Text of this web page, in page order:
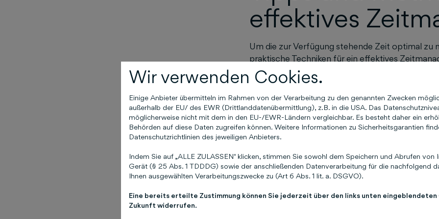
effektives
Um die zur Verfügung stehende Zeit optimal zu
praktische Techniken für ein effektives
kombinierten Tipps und Methoden in den
das persönliche Zeitmanagement verbessern
der Methoden am besten zum eigenen
Experimentieren heraus.
Priorisierung und
Hierfür setzt man auf die sogenannte
Zeitmanagement-Methode, ein. Diese
die Aufgaben werden nach Dringlichkeit und
Wir verwenden Cookies.
Einige Anbieter übermitteln im Rahmen von der Verarbeitung zu den genannten Zwecken
außerhalb der EU/ des EWR (Drittlanddatenübermittlung), z.B. in die USA. Das
möglicherweise nicht mit dem in den EU-/EWR-Ländern vergleichbar. Es besteht daher ein
Behörden auf diese Daten zugreifen können. Weitere Informationen zu Sicherheitsgarantien
Datenschutzrichtlinien des jeweiligen Anbieters.
Indem Sie auf „ALLE ZULASSEN" klicken, stimmen Sie sowohl dem Speichern und Abrufen
Gerät (§ 25 Abs. 1 TDDDG) sowie der anschließenden Datenverarbeitung für die nachfolgend
Ihnen ausgewählten Verarbeitungszwecke zu (Art 6 Abs. 1 lit. a. DSGVO).
Eine bereits erteilte Zustimmung können Sie jederzeit über den links unten
Zukunft widerrufen.